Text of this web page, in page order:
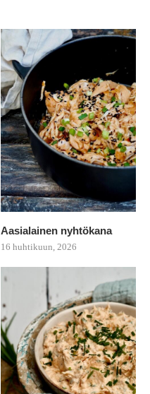
Aasialainen nyhtökana
16 huhtikuun, 2026